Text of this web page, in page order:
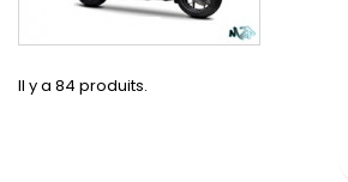
Il y a 84 produits.